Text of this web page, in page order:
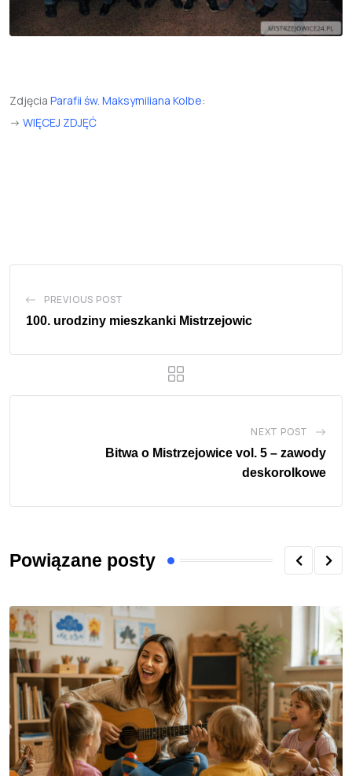
Zdjęcia Parafii św. Maksymiliana Kolbe:
-> WIĘCEJ ZDJĘĆ
PREVIOUS POST
100. urodziny mieszkanki Mistrzejowic
NEXT POST
Bitwa o Mistrzejowice vol. 5 – zawody
deskorolkowe
Powiązane posty